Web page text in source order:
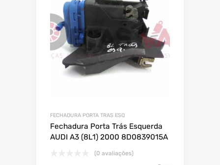
FECHADURA PORTA TRAS ESQ
Fechadura Porta Trás Esquerda
AUDI A3 (8L1) 2000 8D0839015A
(0 avaliações)